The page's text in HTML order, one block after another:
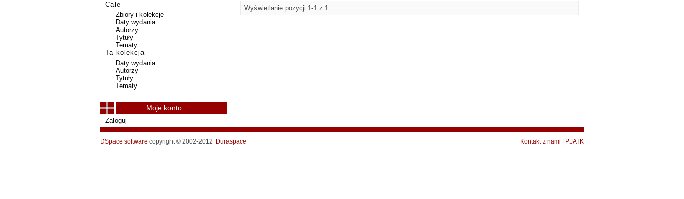
Wyświetlanie pozycji 1-1 z 1
Całe
Zbiory i kolekcje
Daty wydania
Autorzy
Tytuły
Tematy
Ta kolekcja
Daty wydania
Autorzy
Tytuły
Tematy
Moje konto
Zaloguj
DSpace software copyright © 2002-2012 Duraspace Kontakt z nami PJATK